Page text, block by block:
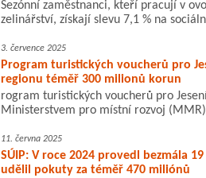
Sezónní zaměstnanci, kteří pracují v
zelinářství, získají slevu 7,1 % na
3. července 2025
Program turistických voucherů pro
regionu téměř 300 milionů korun
rogram turistických voucherů pro
Ministerstvem pro místní rozvoj
11. června 2025
SÚIP: V roce 2024 provedl bezmála
udělil pokuty za téměř 470 miliónů